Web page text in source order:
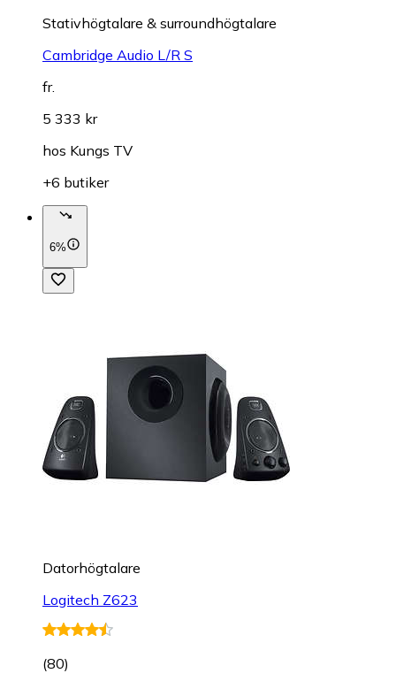
Stativhögtalare & surroundhögtalare
Cambridge Audio L/R S
fr.
5 333 kr
hos Kungs TV
+6 butiker
6%
Datorhögtalare
Logitech Z623
(80)